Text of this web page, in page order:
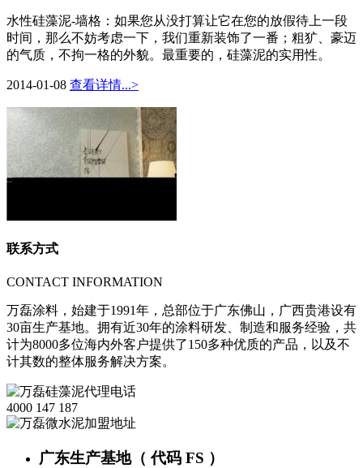
水性硅藻泥-墙格：如果您从没打算让它在您的放假待上一段
时间，那么不妨考虑一下，我们重新装饰了一番；粗犷、豪迈
的气质，不拘一格的外貌。最重要的，硅藻泥的实用性。
2014-01-08 查看详情...>
联系方式
CONTACT INFORMATION
万磊涂料，始建于1991年，总部位于广东佛山，广西贵港设有
30亩生产基地。拥有近30年的涂料研发、制造和服务经验，共
计为8000多位海内外客户提供了150多种优质的产品，以及不
计其数的整体服务解决方案。
4000 147 187
广东生产基地（ 代码 FS ）